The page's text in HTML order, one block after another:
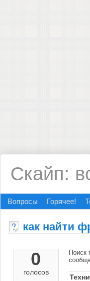
Скайп:
Вопросы Горячее!
как найти
0
голосов
Поиск